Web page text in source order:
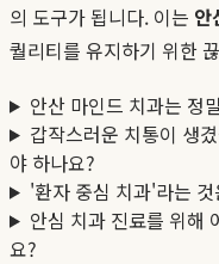
의 도구가 됩니다. 이는 안
퀄리티를 유지하기 위한
안산 마인드 치과는 정
갑작스러운 치통이 생
야 하나요?
'환자 중심 치과'라는
안심 치과 진료를 위해
요?